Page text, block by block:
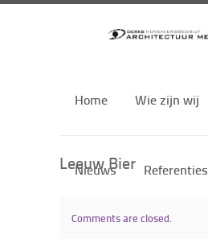
Home Wie zijn wij
Nieuws Referenties
Leeuw Bier
Comments are closed.